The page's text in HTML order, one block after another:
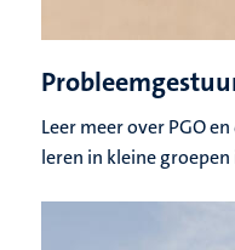
Leer meer over PGO
leren in kleine